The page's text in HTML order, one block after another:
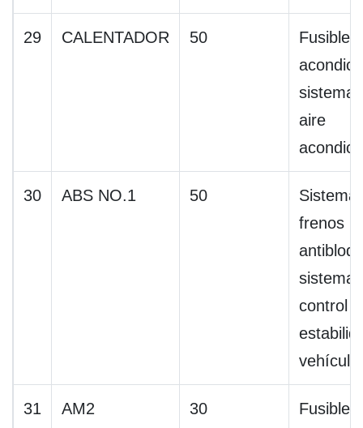
29 CALENTADOR 50
Fusible
sistema
aire
30 ABS NO.1 50
Sistema
frenos
sistema
control
vehículo
31 AM2 30